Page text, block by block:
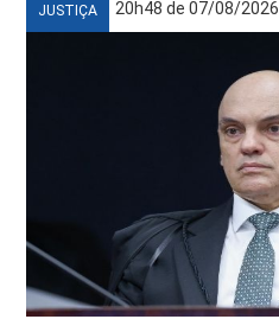
JUSTIÇA 20h48 de 07/08/2026